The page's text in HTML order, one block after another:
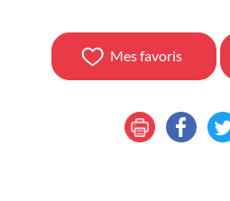
Mes favoris